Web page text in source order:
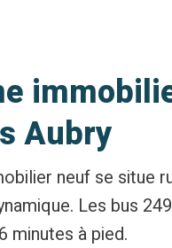
Aubry
neuf se situe
Les bus
minutes à pied.